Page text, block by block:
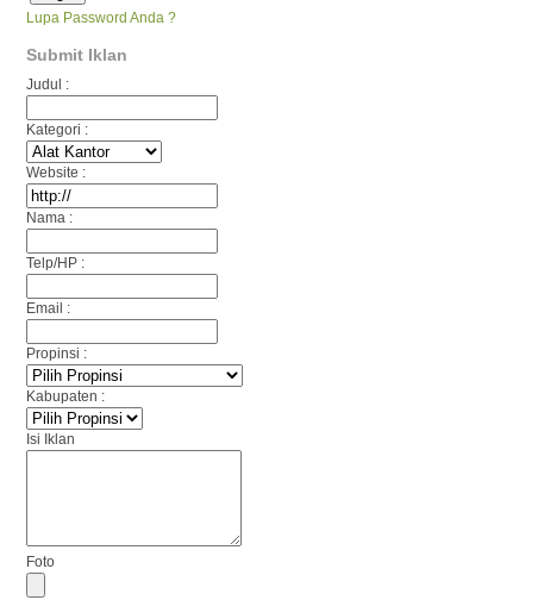
Lupa Password Anda ?
Submit Iklan
Judul :
Kategori :
Website :
Nama :
Telp/HP :
Email :
Propinsi :
Kabupaten :
Isi Iklan
Foto